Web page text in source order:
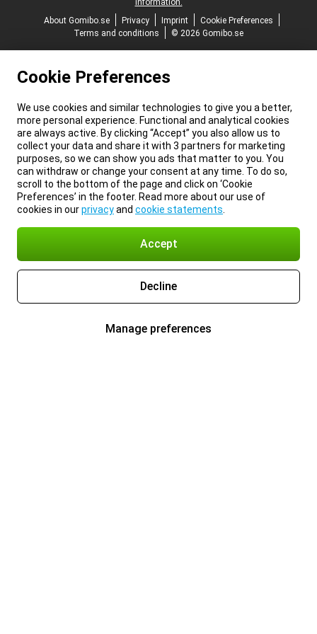
information.
About Gomibo.se
Privacy Imprint
Cookie Preferences
Terms and conditions
© 2026 Gomibo.se
Cookie Preferences
We use cookies and similar technologies to give you a better,
more personal experience. Functional and analytical cookies
are always active. By clicking “Accept” you also allow us to
collect your data and share it with 3 partners for marketing
purposes, so we can show you ads that matter to you. You
can withdraw or change your consent at any time. To do so,
scroll to the bottom of the page and click on ‘Cookie
Preferences’ in the footer. Read more about our use of
cookies in ourprivacyand cookie statements
Accept
Decline
Manage preferences